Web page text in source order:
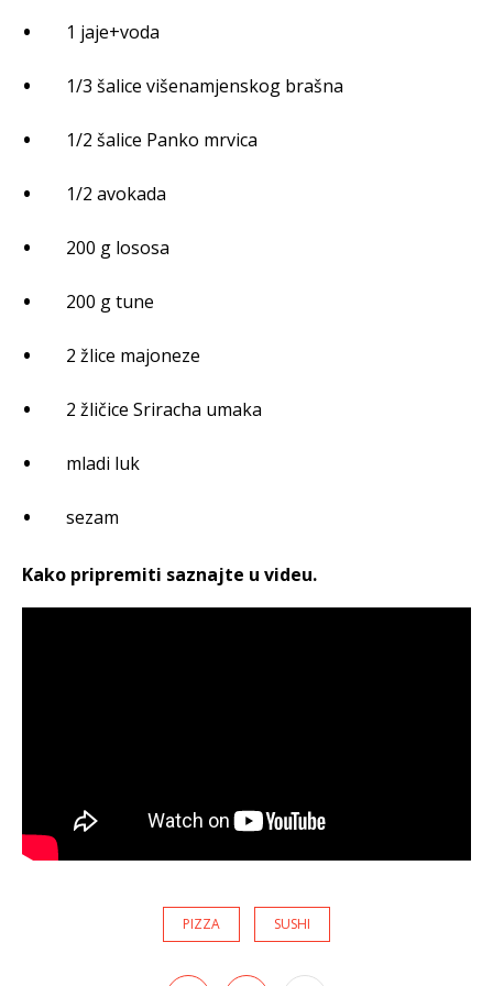
1 jaje+voda
1/3 šalice višenamjenskog brašna
1/2 šalice Panko mrvica
1/2 avokada
200 g lososa
200 g tune
2 žlice majoneze
2 žličice Sriracha umaka
mladi luk
sezam
Kako pripremiti saznajte u videu.
PIZZA SUSHI